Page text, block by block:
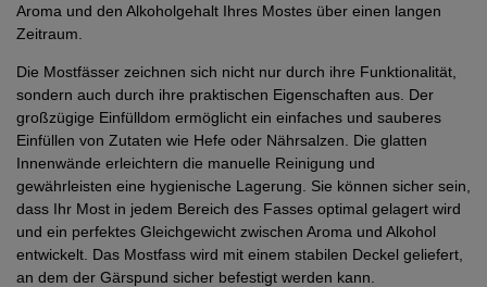
Aroma und den Alkoholgehalt Ihres Mostes über einen langen
Zeitraum.
Die Mostfässer zeichnen sich nicht nur durch ihre Funktionalität,
sondern auch durch ihre praktischen Eigenschaften aus. Der
großzügige Einfülldom ermöglicht ein einfaches und sauberes
Einfüllen von Zutaten wie Hefe oder Nährsalzen. Die glatten
Innenwände erleichtern die manuelle Reinigung und
gewährleisten eine hygienische Lagerung. Sie können sicher sein,
dass Ihr Most in jedem Bereich des Fasses optimal gelagert wird
und ein perfektes Gleichgewicht zwischen Aroma und Alkohol
entwickelt. Das Mostfass wird mit einem stabilen Deckel geliefert,
an dem der Gärspund sicher befestigt werden kann.